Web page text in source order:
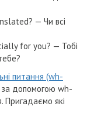
— Чи всі
for you? — Тобі
питання (wh-
за допомогою wh-
Пригадаємо які